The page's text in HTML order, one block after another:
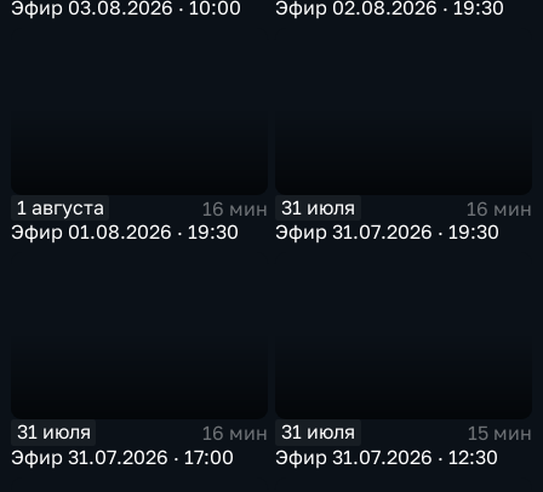
Эфир 03.08.2026 · 10:00
Эфир 02.08.2026 · 19:30
1 августа
16 мин
Эфир 01.08.2026 · 19:30
31 июля
16 мин
Эфир 31.07.2026 · 19:30
31 июля
16 мин
Эфир 31.07.2026 · 17:00
31 июля
15 мин
Эфир 31.07.2026 · 12:30